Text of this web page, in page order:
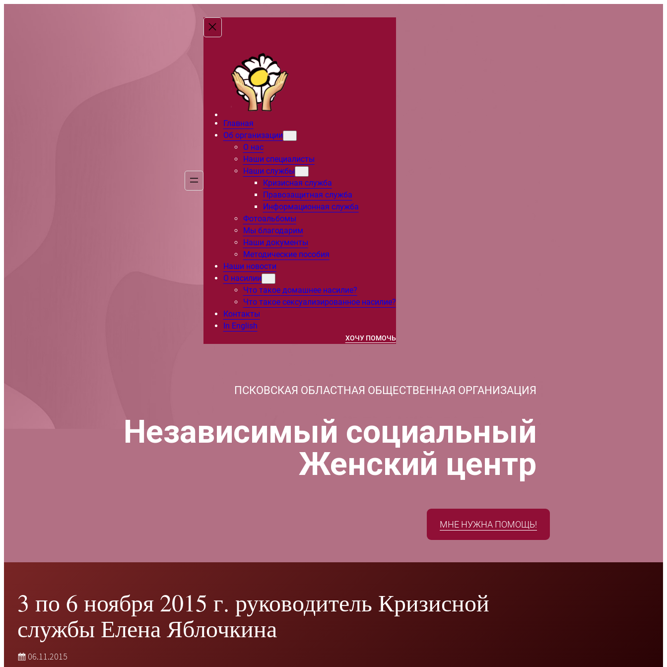
Главная
Об организации
О нас
Наши специалисты
Наши службы
Кризисная служба
Правозащитная служба
Информационная служба
Фотоальбомы
Мы благодарим
Наши документы
Методические пособия
Наши новости
О насилии
Что такое домашнее насилие?
Что такое сексуализированное насилие?
Контакты
In English
ХОЧУ ПОМОЧЬ
ПСКОВСКАЯ ОБЛАСТНАЯ ОБЩЕСТВЕННАЯ ОРГАНИЗАЦИЯ
Независимый социальный
Женский центр
МНЕ НУЖНА ПОМОЩЬ!
3 по 6 ноября 2015 г. руководитель Кризисной
службы Елена Яблочкина
06.11.2015